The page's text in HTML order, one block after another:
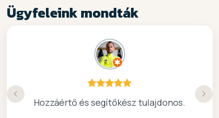
Ügyfeleink mondták
Hozzáértő és segítőkész tulajdonos.
kiváló surf-ös bolt .. ajánlom!
Nagyon kedves elado, jo kis bolt :)
Köszönöm a gyors, barátságos kiszolgálast.